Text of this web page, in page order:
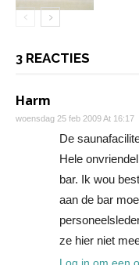
3 REACTIES
Harm
woensdag 25 feb 2009 At 16:17
De
Hele
bar. Ik wou
aan de bar
ze hier niet